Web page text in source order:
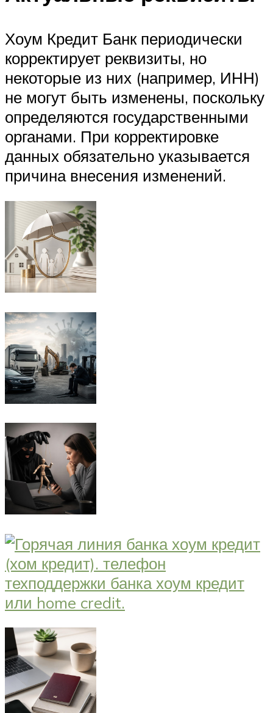
Хоум Кредит Банк периодически
корректирует реквизиты, но
некоторые из них (например, ИНН)
не могут быть изменены, поскольку
определяются государственными
органами. При корректировке
данных обязательно указывается
причина внесения изменений.